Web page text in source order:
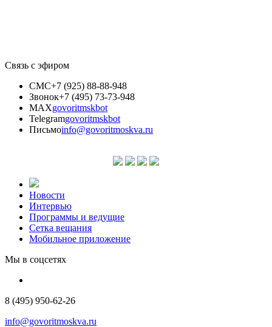
Связь с эфиром
СМС+7 (925) 88-88-948
Звонок+7 (495) 73-73-948
MAXgovoritmskbot
Telegramgovoritmskbot
Письмоinfo@govoritmoskva.ru
Новости
Интервью
Программы и ведущие
Сетка вещания
Мобильное приложение
Мы в соцсетях
8 (495) 950-62-26
info@govoritmoskva.ru